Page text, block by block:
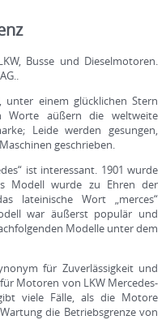
Busse und Dieselmotoren.
unter einem glücklichen Stern
Worte aüßern die weltweite
Leide werden gesungen,
geschrieben.
ist interessant. 1901 wurde
Modell wurde zu Ehren der
lateinische Wort „merces“
war äußerst populär und
Modelle unter dem
für Zuverlässigkeit und
Motoren von LKW Mercedes-
viele Fälle, als die Motore
die Betriebsgrenze von